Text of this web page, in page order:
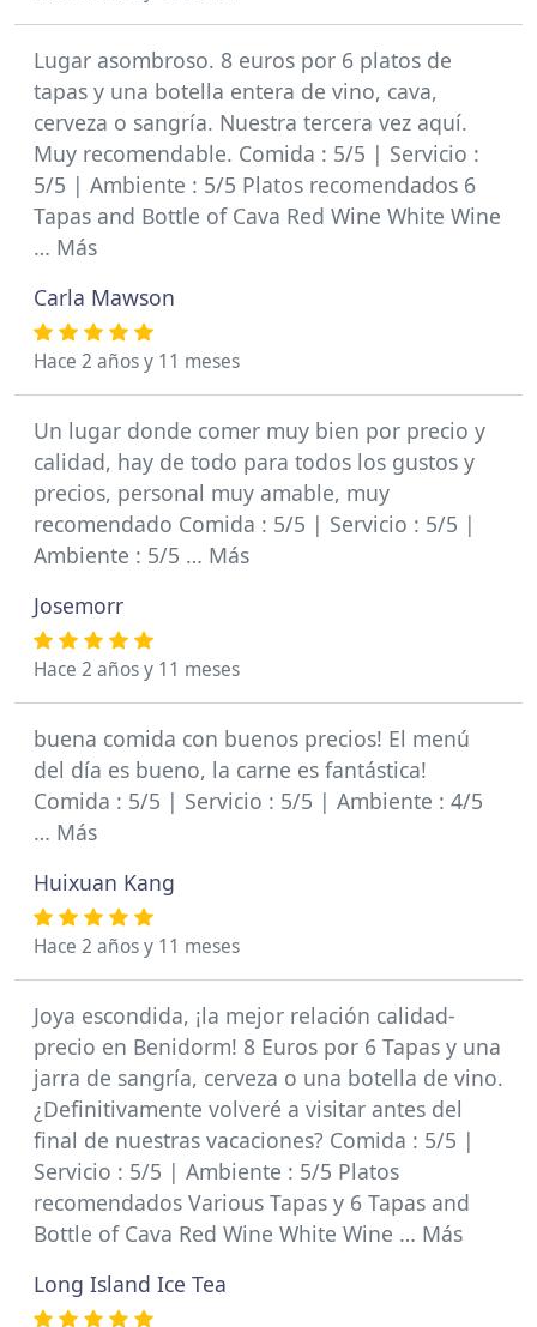
Lugar asombroso. 8 euros por 6 platos de
tapas y una botella entera de vino, cava,
cerveza o sangría. Nuestra tercera vez aquí.
Muy recomendable. Comida : 5/5 | Servicio :
5/5 | Ambiente : 5/5 Platos recomendados 6
Tapas and Bottle of Cava Red Wine White Wine
… Más
Carla Mawson
Hace 2 años y 11 meses
Un lugar donde comer muy bien por precio y
calidad, hay de todo para todos los gustos y
precios, personal muy amable, muy
recomendado Comida : 5/5 | Servicio : 5/5 |
Ambiente : 5/5 … Más
Josemorr
Hace 2 años y 11 meses
buena comida con buenos precios! El menú
del día es bueno, la carne es fantástica!
Comida : 5/5 | Servicio : 5/5 | Ambiente : 4/5
… Más
Huixuan Kang
Hace 2 años y 11 meses
Joya escondida, ¡la mejor relación calidad-
precio en Benidorm! 8 Euros por 6 Tapas y una
jarra de sangría, cerveza o una botella de vino.
¿Definitivamente volveré a visitar antes del
final de nuestras vacaciones? Comida : 5/5 |
Servicio : 5/5 | Ambiente : 5/5 Platos
recomendados Various Tapas y 6 Tapas and
Bottle of Cava Red Wine White Wine … Más
Long Island Ice Tea